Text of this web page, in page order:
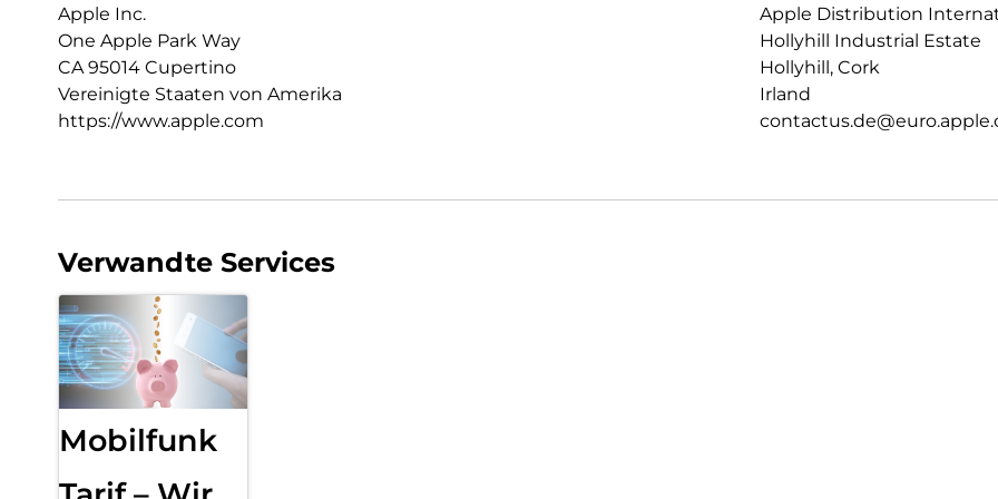
Konnektivität – besonders auf
PRIVATSPHÄRE.
Datenschutz und Sicherheit
Apple Inc.
One Apple Park Way
CA 95014 Cupertino
Vereinigte Staaten von Amerika
https://www.apple.com
Apple Distribution
Hollyhill Industrial Estate
Hollyhill, Cork
Irland
Verwandte Services
Mobilfunk